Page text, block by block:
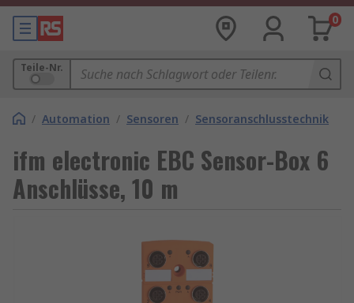
0
Teile-Nr.
/ Automation / Sensoren / Sensoranschlusstechnik
ifm electronic EBC Sensor-Box 6
Anschlüsse, 10 m